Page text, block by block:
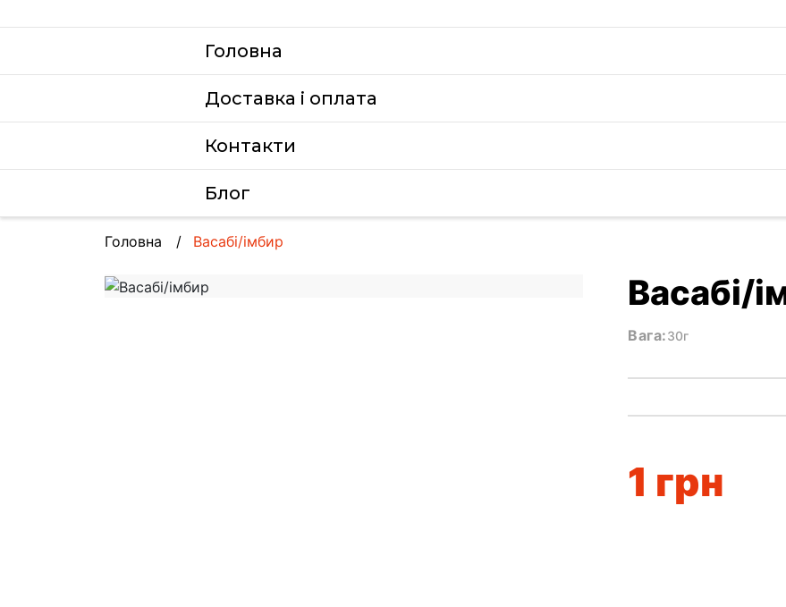
Головна
Доставка i оплата
Контакти
Блог
Головна Васабі/імбир
Васабі/
Вага:30г
1 грн